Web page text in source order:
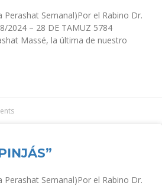
Perashat Semanal)Por el Rabino Dr.
2024 – 28 DE TAMUZ 5784
Massé, la última de nuestro
Perashat Semanal)Por el Rabino Dr.